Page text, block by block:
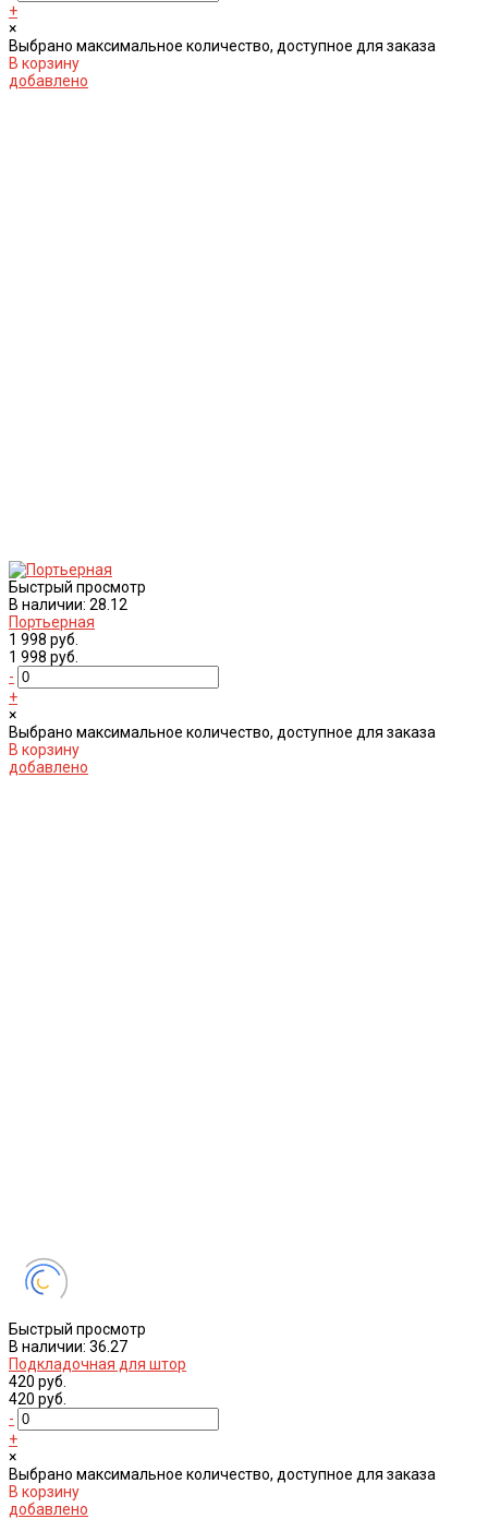
+
×
Выбрано максимальное количество, доступное для заказа
В корзину
добавлено
Быстрый просмотр
В наличии: 28.12
Портьерная
1 998 руб.
1 998 руб.
-
+
×
Выбрано максимальное количество, доступное для заказа
В корзину
добавлено
Быстрый просмотр
В наличии: 36.27
Подкладочная для штор
420 руб.
420 руб.
-
+
×
Выбрано максимальное количество, доступное для заказа
В корзину
добавлено